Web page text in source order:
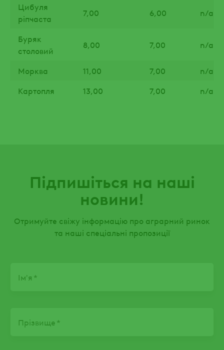
Цибуля
ріпчаста
7,00 6,00 n/a
Буряк
столовий
8,00 7,00 n/a
Морква 11,00 7,00
n/a
Картопля
13,00 7,00 n/a
Підпишіться на наші
новини!
Отримуйте свіжу інформацію про аграрний ринок
та наші спеціальні пропозиції
Ім'я
Прізвище